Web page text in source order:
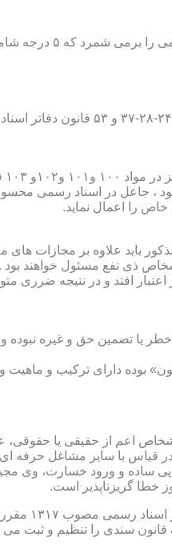
گردیده است؛
، جاعل در اسناد رسمی
را اعمال نماید.
باید علاوه بر مجازات های
ذی نفع مسئول خواهند بود .
اعتبار افتد و در نتیجه ضرری
یا تضمین حق و غیره نبوده
بوده دارای ترکیب و
اعم از حقیقی یا حقوقی،
با سایر مشاغل حرفه ای
ساده و ورود خسارت، وی
خطا گریزناپذیر است.
مبحث
قانون سندی را تنظیم و